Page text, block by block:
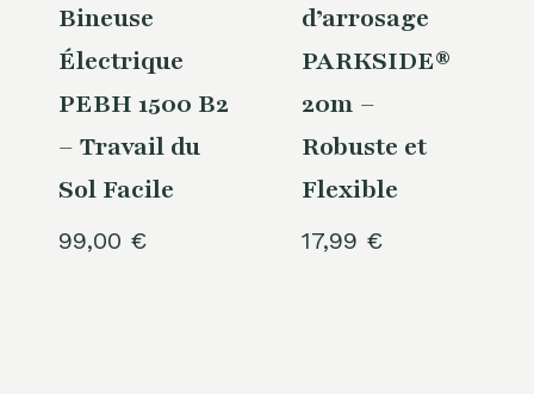
Bineuse
Électrique
PEBH 1500 B2
– Travail du
Sol Facile
99,00 €
d’arrosage
PARKSIDE®
20m –
Robuste et
Flexible
17,99 €